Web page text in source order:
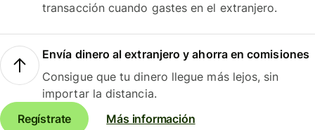
transacción cuando gastes en el extranjero.
Envía dinero al extranjero y ahorra en comisiones
Consigue que tu dinero llegue más lejos, sin
importar la distancia.
Regístrate
Más información